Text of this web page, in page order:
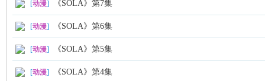
[动漫] 《SOLA》第7集
[动漫] 《SOLA》第6集
[动漫] 《SOLA》第5集
[动漫] 《SOLA》第4集